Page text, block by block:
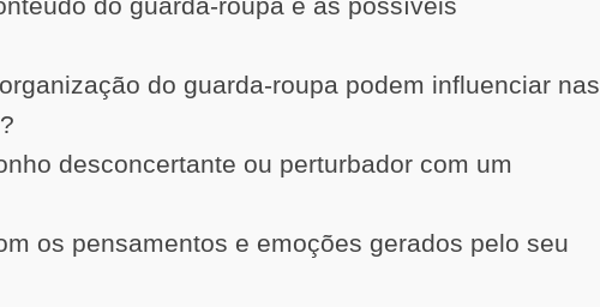
do guarda-roupa podem influenciar nas
desconcertante ou perturbador com um
os pensamentos e emoções gerados pelo seu